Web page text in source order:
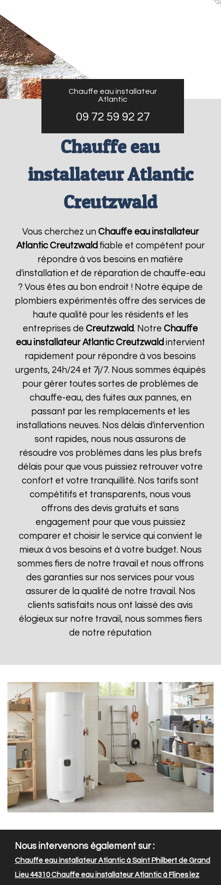
Chauffe eau installateur
Atlantic
09 72 59 92 27
Chauffe eau
installateur Atlantic
Creutzwald
Vous cherchez un Chauffe eau installateur
Atlantic Creutzwald fiable et compétent pour
répondre à vos besoins en matière
d'installation et de réparation de chauffe-eau
? Vous êtes au bon endroit ! Notre équipe de
plombiers expérimentés offre des services de
haute qualité pour les résidents et les
entreprises deCreutzwald. NotreChauffe
eau installateur Atlantic Creutzwald intervient
rapidement pour répondre à vos besoins
urgents, 24h/24 et 7j/7. Nous sommes équipés
pour gérer toutes sortes de problèmes de
chauffe-eau, des fuites aux pannes, en
passant par les remplacements et les
installations neuves. Nos délais d'intervention
sont rapides, nous nous assurons de
résoudre vos problèmes dans les plus brefs
délais pour que vous puissiez retrouver votre
confort et votre tranquillité. Nos tarifs sont
compétitifs et transparents, nous vous
offrons des devis gratuits et sans
engagement pour que vous puissiez
comparer et choisir le service qui convient le
mieux à vos besoins et à votre budget. Nous
sommes fiers de notre travail et nous offrons
des garanties sur nos services pour vous
assurer de la qualité de notre travail. Nos
clients satisfaits nous ont laissé des avis
élogieux sur notre travail, nous sommes fiers
de notre réputation
Nous intervenons également sur :
Chauffe eau installateur Atlantic à Saint Philbert de Grand
Lieu 44310Chauffe eau installateur Atlantic à Flines lez